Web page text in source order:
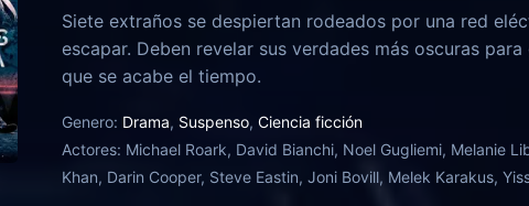
Siete extraños se despiertan rodeados por una red
escapar. Deben revelar sus verdades más oscuras
que se acabe el tiempo.
Genero: Drama, Suspenso, Ciencia ficción
Actores: Michael Roark, David Bianchi, Noel Gugliemi, Melanie
Khan, Darin Cooper, Steve Eastin, Joni Bovill, Melek Karakus,